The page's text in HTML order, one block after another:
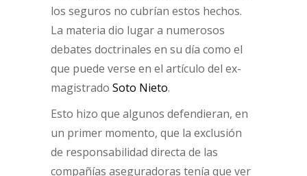
los seguros no cubrían estos hechos.
La materia dio lugar a numerosos
debates doctrinales en su día como el
que puede verse en el artículo del ex-
magistrado Soto Nieto.
Esto hizo que algunos defendieran, en
un primer momento, que la exclusión
de responsabilidad directa de las
compañías aseguradoras tenía que ver